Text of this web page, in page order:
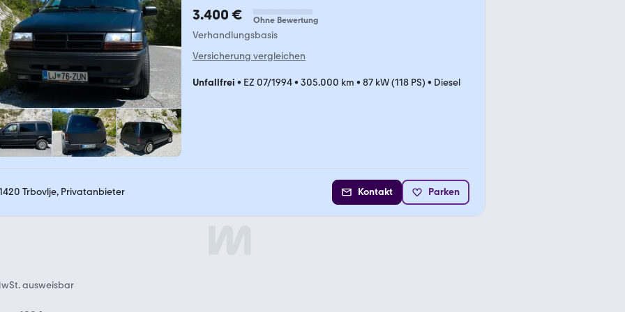
3.400 € Ohne Bewertung
Verhandlungsbasis
Versicherung vergleichen
Unfallfrei • EZ 07/1994• 305.000 km • 87 kW (118 PS) • Diesel
Trbovlje, Privatanbieter Kontakt Parken
ausweisbar